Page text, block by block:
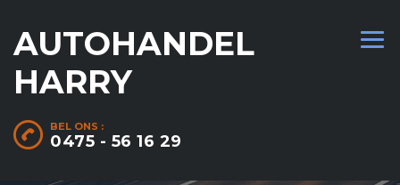
AUTOHANDEL
HARRY
BEL ONS :
0475 - 56 16 29